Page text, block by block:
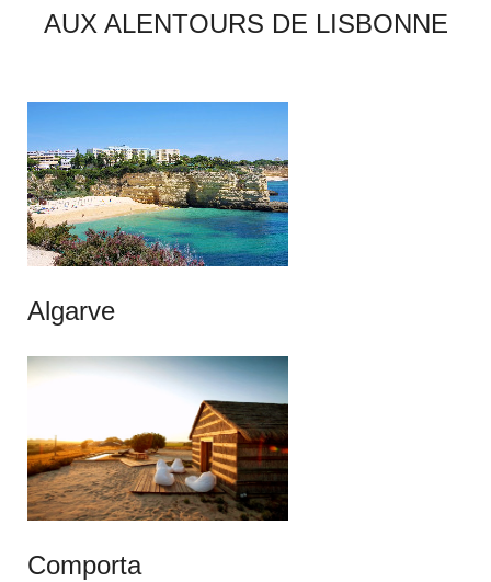
AUX ALENTOURS DE LISBONNE
Algarve
Comporta